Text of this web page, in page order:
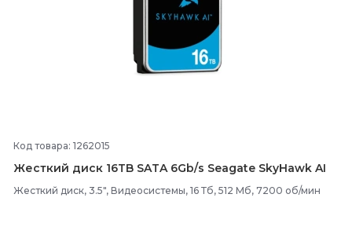
Код товара: 1262015
Жесткий диск 16TB SATA 6Gb/s Seagate SkyHawk AI
Жесткий диск, 3.5", Видеосистемы, 16 Тб, 512 Мб, 7200 об/мин